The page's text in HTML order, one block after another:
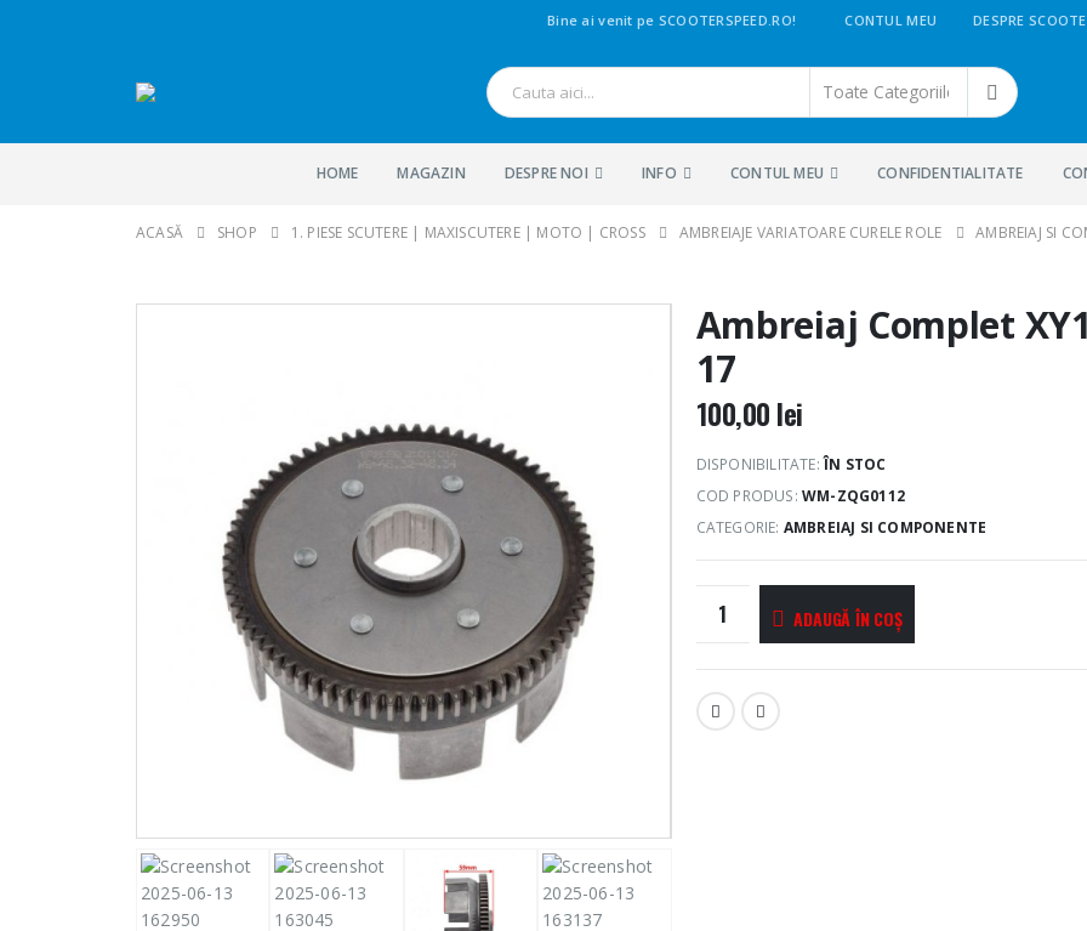
Bine ai venit pe SCOOTERSPEED.RO! CONTUL MEU DESPRE
HOME MAGAZIN DESPRE NOI INFO CONTUL MEU CONFIDENTIALITATE
ACASĂ SHOP 1. PIESE SCUTERE | MAXISCUTERE | MOTO | CROSS AMBREIAJE VARIATOARE CURELE ROLE AMBREIAJ SI
Ambreiaj Complet
17
100,00lei
DISPONIBILITATE:ÎN STOC
COD PRODUS:WM-ZQG0112
CATEGORIE: AMBREIAJ SI COMPONENTE
ADAUGĂ ÎN COȘ